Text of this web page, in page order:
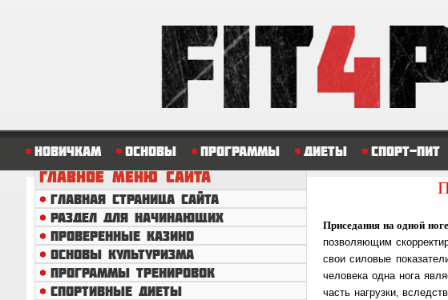
Новичкам Основы Программы Диеты Спорт-пит
ГЛАВНОЕМЕНЮ САЙТА
ГЛАВНАЯ СТРАНИЦА САЙТА
РАЗДЕЛ ДЛЯ НАЧИНАЮЩИХ
ПРОВЕРЕННЫЕ КАЗИНО
ОСНОВЫ КУЛЬТУРИЗМА
ПРОГРАММЫ ТРЕНИРОВОК
СПОРТИВНЫЕ ДИЕТЫ
Приседания на одной ноге
позволяющим
свои силовые
человека одна нога
часть нагрузки,